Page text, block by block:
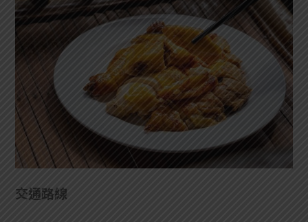
交通路線